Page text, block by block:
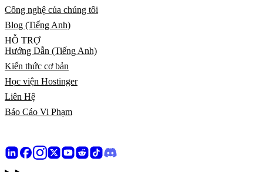
Công nghệ của chúng tôi
Blog (Tiếng Anh)
HỖ TRỢ
Hướng Dẫn (Tiếng Anh)
Kiến thức cơ bản
Học viện Hostinger
Liên Hệ
Báo Cáo Vi Phạm